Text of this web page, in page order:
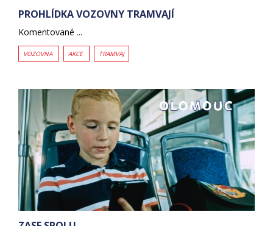
PROHLÍDKA VOZOVNY TRAMVAJÍ
Komentované ...
VOZOVNA AKCE TRAMVAJ